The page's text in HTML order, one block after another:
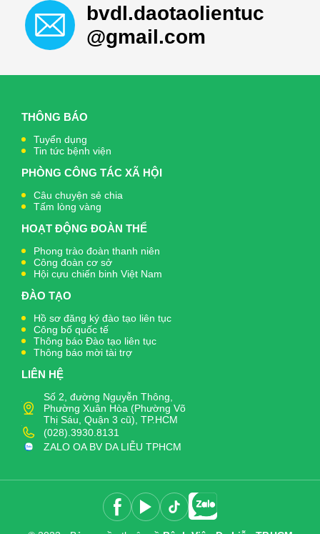
bvdl.daotaolientuc
@gmail.com
THÔNG BÁO
Tuyển dụng
Tin tức bệnh viện
PHÒNG CÔNG TÁC XÃ HỘI
Câu chuyện sẻ chia
Tấm lòng vàng
HOẠT ĐỘNG ĐOÀN THỂ
Phong trào đoàn thanh niên
Công đoàn cơ sở
Hội cựu chiến binh Việt Nam
ĐÀO TẠO
Hồ sơ đăng ký đào tạo liên tục
Công bố quốc tế
Thông báo Đào tạo liên tục
Thông báo mời tài trợ
LIÊN HỆ
Số 2, đường Nguyễn Thông,
Phường Xuân Hòa (Phường Võ
Thị Sáu, Quận 3 cũ), TP.HCM
(028).3930.8131
ZALO OA BV DA LIỄU TPHCM